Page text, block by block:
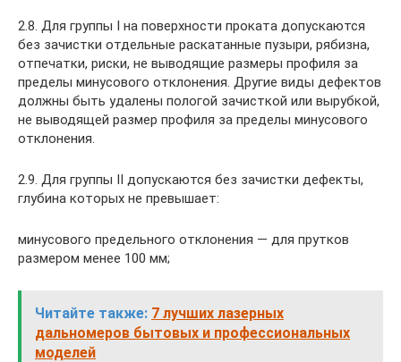
2.8. Для группы I на поверхности проката допускаются
без зачистки отдельные раскатанные пузыри, рябизна,
отпечатки, риски, не выводящие размеры профиля за
пределы минусового отклонения. Другие виды дефектов
должны быть удалены пологой зачисткой или вырубкой,
не выводящей размер профиля за пределы минусового
отклонения.
2.9. Для группы II допускаются без зачистки дефекты,
глубина которых не превышает:
минусового предельного отклонения — для прутков
размером менее 100 мм;
Читайте также: 7 лучших лазерных
дальномеров бытовых и профессиональных
моделей